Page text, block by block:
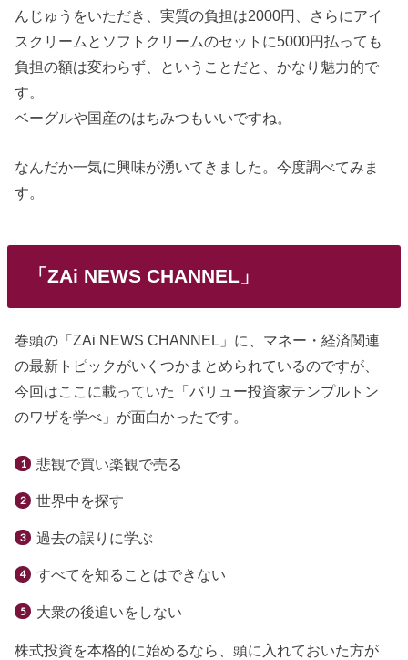
んじゅうをいただき、実質の負担は2000円、さらにアイ
スクリームとソフトクリームのセットに5000円払っても
負担の額は変わらず、ということだと、かなり魅力的で
す。
ベーグルや国産のはちみつもいいですね。
なんだか一気に興味が湧いてきました。今度調べてみま
す。
「ZAi NEWS CHANNEL」
巻頭の「ZAi NEWS CHANNEL」に、マネー・経済関連
の最新トピックがいくつかまとめられているのですが、
今回はここに載っていた「バリュー投資家テンプルトン
のワザを学べ」が面白かったです。
悲観で買い楽観で売る
世界中を探す
過去の誤りに学ぶ
すべてを知ることはできない
大衆の後追いをしない
株式投資を本格的に始めるなら、頭に入れておいた方が